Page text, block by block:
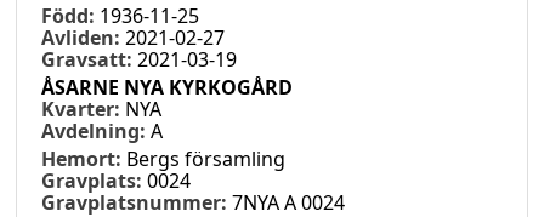
Född: 1936-11-25
Avliden: 2021-02-27
Gravsatt: 2021-03-19
ÅSARNE NYA KYRKOGÅRD
Kvarter: NYA
Avdelning: A
Hemort: Bergs församling
Gravplats: 0024
Gravplatsnummer: 7NYA A 0024